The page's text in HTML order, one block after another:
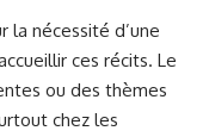
la nécessité d’une
ces récits. Le
ou des thèmes
chez les